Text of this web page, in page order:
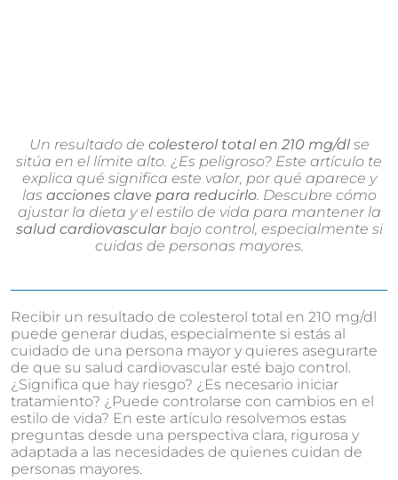
Un resultado de colesterol total en 210 mg/dlse
sitúa en el límite alto. ¿Es peligroso? Este artículo te
explica qué significa este valor, por qué aparece y
las acciones clave para reducirlo. Descubre cómo
ajustar la dieta y el estilo de vida para mantener la
salud cardiovascularbajo control, especialmente si
cuidas de personas mayores.
Recibir un resultado de colesterol total en 210 mg/dl
puede generar dudas, especialmente si estás al
cuidado de una persona mayor y quieres asegurarte
de que su salud cardiovascular esté bajo control.
¿Significa que hay riesgo? ¿Es necesario iniciar
tratamiento? ¿Puede controlarse con cambios en el
estilo de vida? En este artículo resolvemos estas
preguntas desde una perspectiva clara, rigurosa y
adaptada a las necesidades de quienes cuidan de
personas mayores.